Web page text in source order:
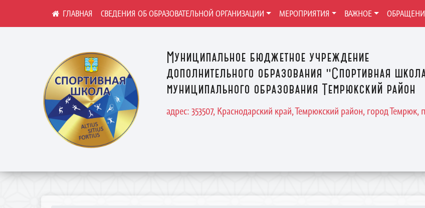
Муниципальное бюджетное учреждение
дополнительного образования "Спортивная
муниципального образования Темрюкский район
адрес: 353507, Краснодарский край, Темрюкский район, город Темрюк,
СВЕДЕНИЯ ОБ ОБРАЗОВАТЕЛЬНОЙ ОРГАНИЗАЦИИ МЕРОПРИЯТИЯ ВАЖНОЕ